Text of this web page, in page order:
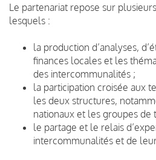
Le partenariat repose sur
lesquels :
la production d’analyses,
finances locales et les
des intercommunalités ;
la participation croisée aux
les deux structures,
nationaux et les groupes de
le partage et le relais
intercommunalités et de